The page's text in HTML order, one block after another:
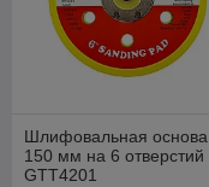
Шлифовальная основа
150 мм на 6 отверстий
GTT4201